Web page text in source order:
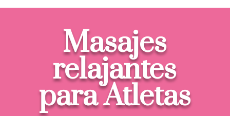
Masajes
relajantes
para Atletas